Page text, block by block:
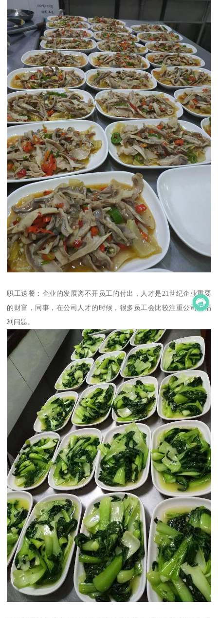
职工送餐：企业的发展离不开员工的付出，人才是21世纪企业重要
的财富，同事，在公司人才的时候，很多员工会比较注重公司的福
利问题。